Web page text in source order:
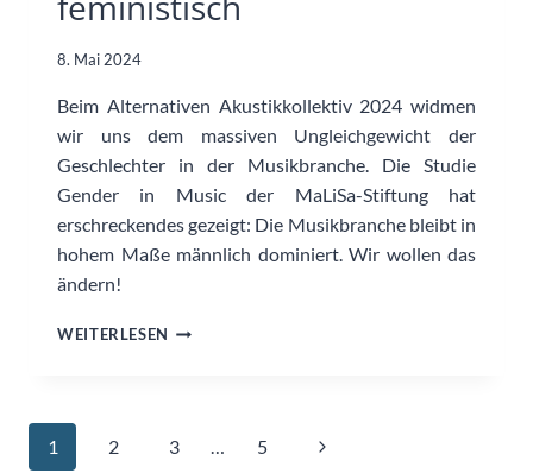
8. Mai 2024
Beim Alternativen Akustikkollektiv 2024 widmen
wir uns dem massiven Ungleichgewicht der
Geschlechter in der Musikbranche. Die Studie
Gender in Music der MaLiSa-Stiftung hat
erschreckendes gezeigt: Die Musikbranche bleibt in
hohem Maße männlich dominiert. Wir wollen das
ändern!
WEITERLESEN AKUSTIKKOLLEKTIV
Seitennavigation
1 2 3 … 5
Nächste